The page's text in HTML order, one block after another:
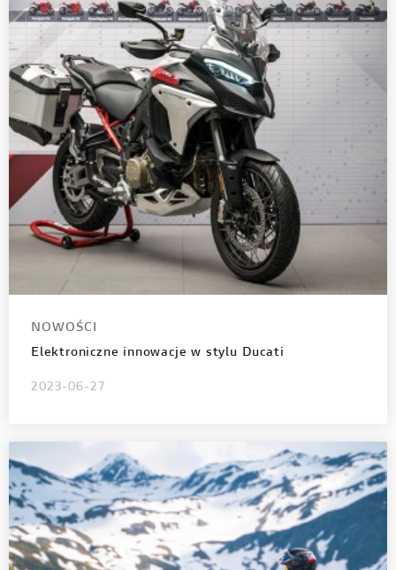
NOWOŚCI
Elektroniczne innowacje w stylu Ducati
2023-06-27